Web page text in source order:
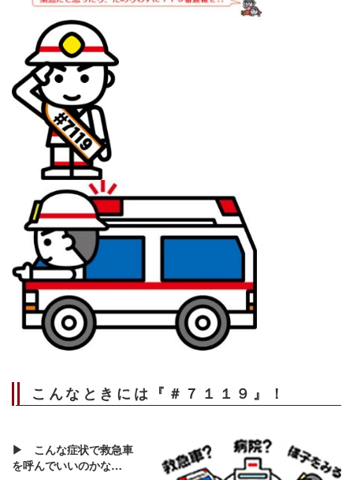
こんなときには『 ＃ ７１１９ 』！
▶ こんな症状で救急車
を呼んでいいのかな…